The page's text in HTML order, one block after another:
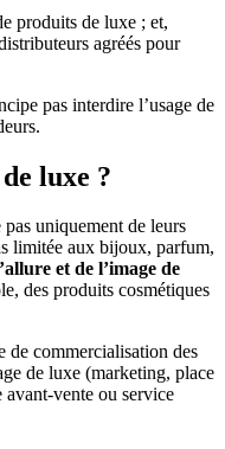
produits de luxe ; et,
agréés pour
pas interdire l’usage de
luxe ?
uniquement de leurs
limitée aux bijoux, parfum,
et de l’image de
des produits cosmétiques
de commercialisation des
de luxe (marketing, place
avant-vente ou service